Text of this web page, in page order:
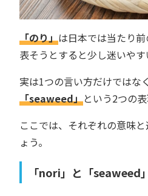
「のり」は日本では当たり
表そうとすると少し迷いやす
実は1つの言い方だけではなく
「seaweed」という2つの表
ここでは、それぞれの意味
ょう。
「nori」と「seaweed